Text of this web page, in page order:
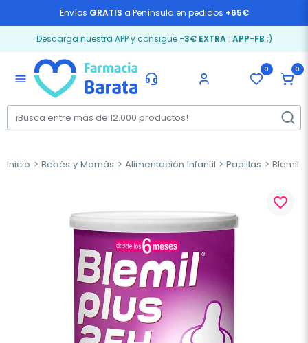
Envíos GRATIS a Península en pedidos +65€
Descarga nuestra APP y consigue -3€ EXTRA: APP-FB ;)
menu
0 0
Inicio Bebés y Mamás Alimentación Infantil Papillas Blemil
favorite_border